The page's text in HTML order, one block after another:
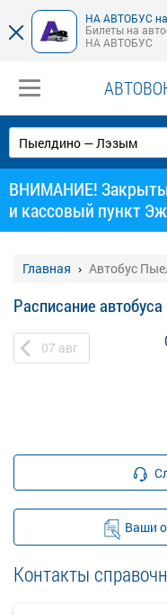
НА АВТОБУС на
Билеты на
НА АВТОБУС
ВНИМАНИЕ! Закрыты
и кассовый пункт
Главная Автобус
Расписание
07 авг
Ваши
Контакты